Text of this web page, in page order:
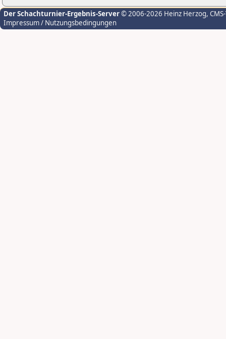
Der Schachturnier-Ergebnis-Server© 2006-2026 Heinz Herzog,
Impressum / Nutzungsbedingungen